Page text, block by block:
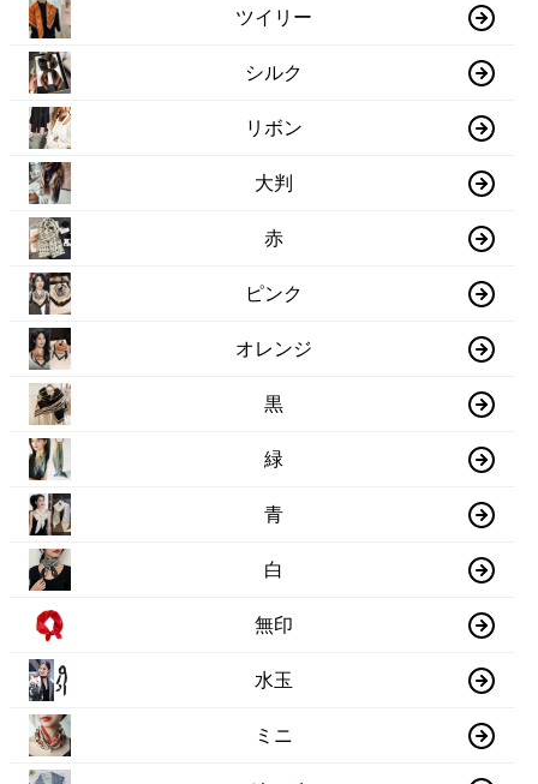
ツイリー
シルク
リボン
大判
赤
ピンク
オレンジ
黒
緑
青
白
無印
水玉
ミニ